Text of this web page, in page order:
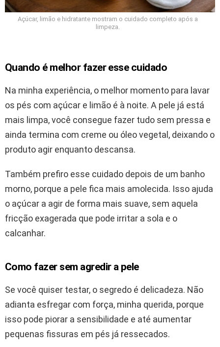
Açúcar, limão e hidratante mostram o cuidado completo após a
limpeza.
Quando é melhor fazer esse cuidado
Na minha experiência, o melhor momento para lavar
os pés com açúcar e limão é à noite. A pele já está
mais limpa, você consegue fazer tudo sem pressa e
ainda termina com creme ou óleo vegetal, deixando o
produto agir enquanto descansa.
Também prefiro esse cuidado depois de um banho
morno, porque a pele fica mais amolecida. Isso ajuda
o açúcar a agir de forma mais suave, sem aquela
fricção exagerada que pode irritar a sola e o
calcanhar.
Como fazer sem agredir a pele
Se você quiser testar, o segredo é delicadeza. Não
adianta esfregar com força, minha querida, porque
isso pode piorar a sensibilidade e até aumentar
pequenas fissuras em pés já ressecados.